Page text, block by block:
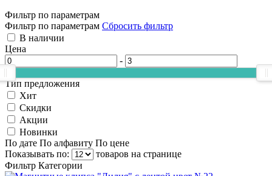
Фильтр по параметрам
Фильтр по параметрам Сбросить фильтр
В наличии
Цена
-
Тип предложения
Хит
Скидки
Акции
Новинки
По дате По алфавиту По цене
Показывать по:
товаров на странице
Фильтр Категории